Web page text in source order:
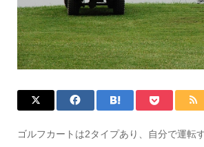
ゴルフカートは2タイプあり、自分で運転